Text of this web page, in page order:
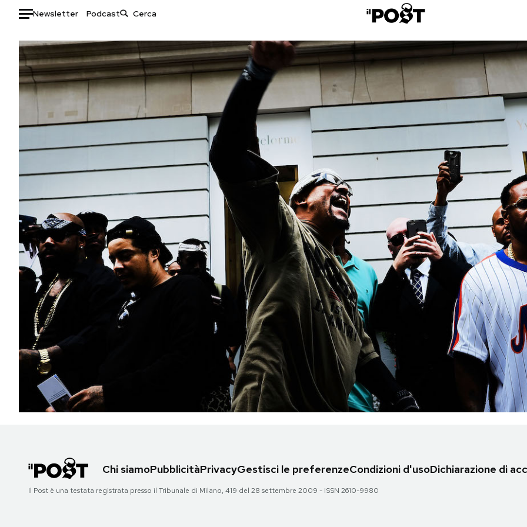
Newsletter Podcast
Auto
HOME
Mondo
Tecnologia
Cultura
Economia
Sport
Libri
Ok Boomer!
Altrecose
Mondiali calcio 2026
PODCAST
NEWSLETTER
I MIEI PREFERITI
SHOP
AREA PERSONALE
Chi siamoPubblicitàPrivacyGestisci le preferenzeCondizioni d'usoDichiarazione di
Il Post è una testata registrata presso il Tribunale di Milano, 419 del 28 settembre 2009 - ISSN 2610-9980